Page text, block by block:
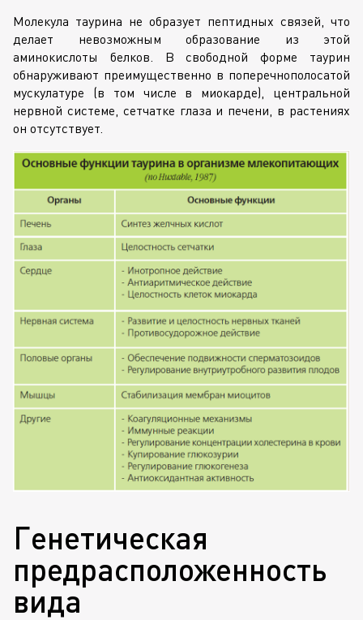
Молекула таурина не образует пептидных связей, что
делает невозможным образование из этой
аминокислоты белков. В свободной форме таурин
обнаруживают преимущественно в поперечнополосатой
мускулатуре (в том числе в миокарде), центральной
нервной системе, сетчатке глаза и печени, в растениях
он отсутствует.
Генетическая
предрасположенность
вида